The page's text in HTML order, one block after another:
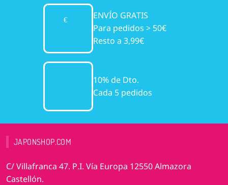
ENVÍO GRATIS
Para pedidos > 50€
Resto a 3,99€
10% de Dto.
Cada 5 pedidos
JAPONSHOP.COM
C/ Villafranca 47. P.I. Vía Europa 12550 Almazora
Castellón.